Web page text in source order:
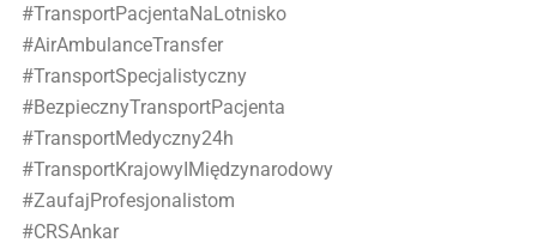
#TransportPacjentaNaLotnisko
#AirAmbulanceTransfer
#TransportSpecjalistyczny
#BezpiecznyTransportPacjenta
#TransportMedyczny24h
#TransportKrajowyIMiędzynarodowy
#ZaufajProfesjonalistom
#CRSAnkar